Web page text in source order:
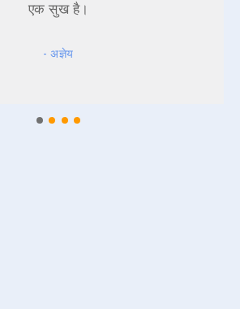
एक सुख है।
- अज्ञेय